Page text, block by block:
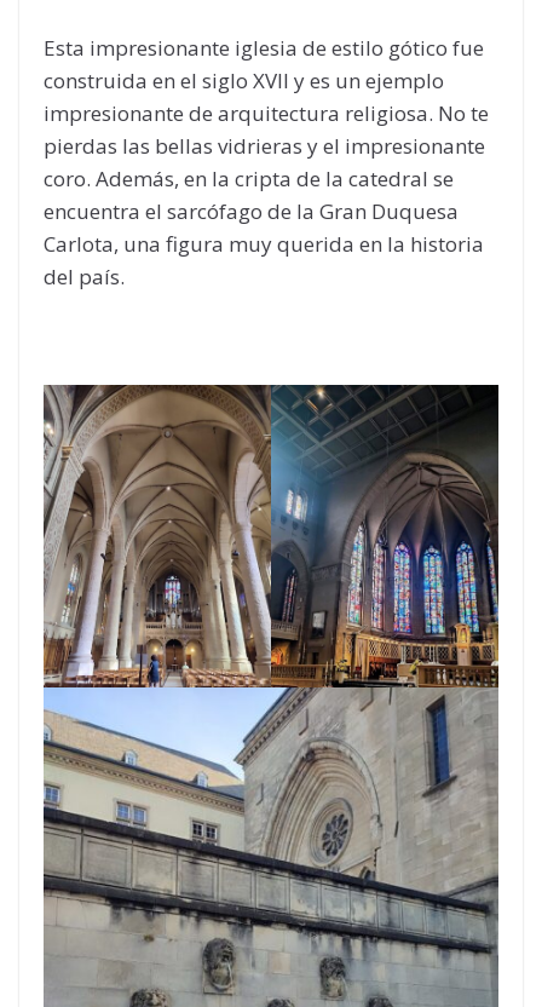
Esta impresionante iglesia de estilo gótico fue
construida en el siglo XVII y es un ejemplo
impresionante de arquitectura religiosa. No te
pierdas las bellas vidrieras y el impresionante
coro. Además, en la cripta de la catedral se
encuentra el sarcófago de la Gran Duquesa
Carlota, una figura muy querida en la historia
del país.